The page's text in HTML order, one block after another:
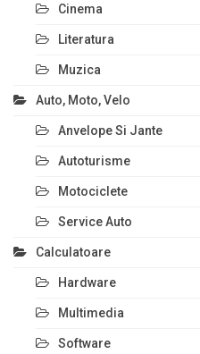
Cinema
Literatura
Muzica
Auto, Moto, Velo
Anvelope Si Jante
Autoturisme
Motociclete
Service Auto
Calculatoare
Hardware
Multimedia
Software